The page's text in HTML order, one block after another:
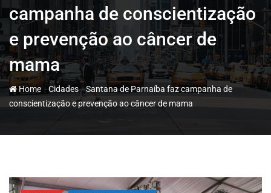
campanha de conscientização
e prevenção ao câncer de
mama
Home -Cidades-Santana de Parnaíba faz campanha de
conscientização e prevenção ao câncer de mama